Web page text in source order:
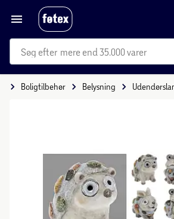
mere end 35.000 varer
Boligtilbehør Belysning